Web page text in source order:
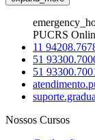
PUCRS
11
51
51
Nossos Cursos